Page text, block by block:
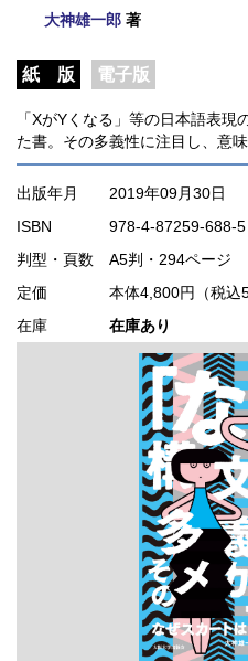
大神雄一郎 著
紙 版 電子版
「XがYくなる」等の日本語表
た書。その多義性に注目し、意
出版年月
2019年09月30日
ISBN
978-4-87259-688-
判型・頁数 A5判・294ページ
定価
本体4,800円（税込
在庫
在庫あり